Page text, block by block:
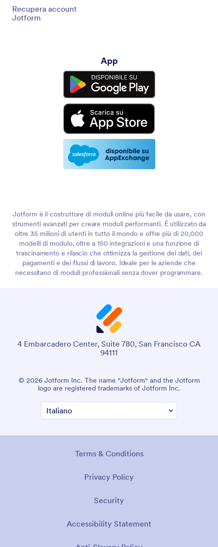
Recupera account
Jotform
App
Jotform è il costruttore di moduli online più facile da usare, con
strumenti avanzati per creare moduli performanti. È utilizzato da
oltre 35 milioni di utenti in tutto il mondo e offre più di 20,000
modelli di modulo, oltre a 150 integrazioni e una funzione di
trascinamento e rilascio che ottimizza la gestione dei dati, dei
pagamenti e dei flussi di lavoro. Ideale per le aziende che
necessitano di moduli professionali senza dover programmare.
4 Embarcadero Center, Suite 780, San Francisco CA
94111
© 2026 Jotform Inc. The name "Jotform" and the Jotform
logo are registered trademarks of Jotform Inc.
Terms & Conditions
Privacy Policy
Security
Accessibility Statement